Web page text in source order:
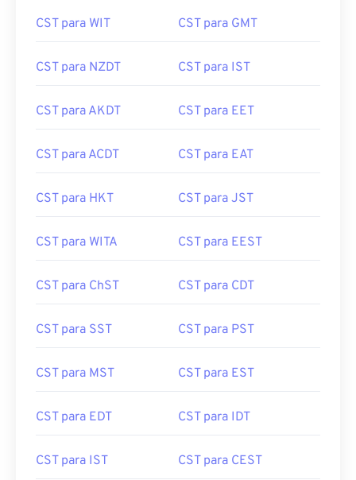
CST para WIT CST para GMT
CST para NZDT CST para IST
CST para AKDT CST para EET
CST para ACDT CST para EAT
CST para HKT CST para JST
CST para WITA CST para EEST
CST para ChST CST para CDT
CST para SST CST para PST
CST para MST CST para EST
CST para EDT CST para IDT
CST para IST CST para CEST